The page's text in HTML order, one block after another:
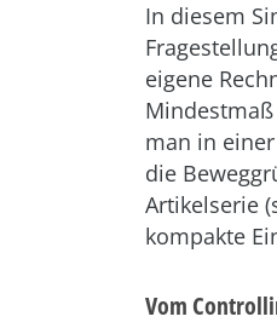
In diesem
eigene
man in
die
Artikelserie
kompakte
Vom